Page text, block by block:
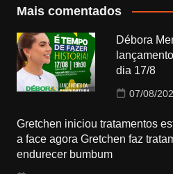
Mais comentados
Débora
dia 17/8
07/08/
Gretchen iniciou tratamentos
a face agora Gretchen faz
endurecer bumbum